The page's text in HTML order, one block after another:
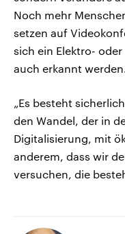
Noch mehr
setzen auf
sich ein Elektro-
auch erkannt
„Es besteht
den Wandel, der in
Digitalisierung, mit
anderem, dass wir
versuchen, die